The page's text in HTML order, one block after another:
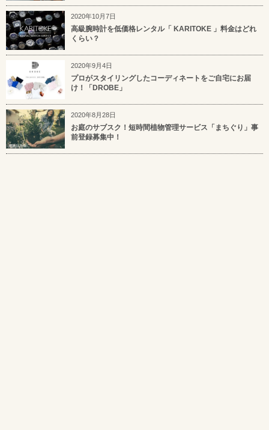
2020年10月7日
高級腕時計を低価格レンタル「 KARITOKE 」料金はどれ
くらい？
2020年9月4日
プロがスタイリングしたコーディネートをご自宅にお届
け！「DROBE」
2020年8月28日
お庭のサブスク！短時間植物管理サービス「まちぐり」事
前登録募集中！